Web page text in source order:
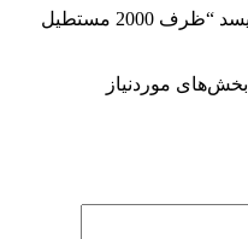
اولین کسی باشید که دیدگاهی می نویسد “ظرف 2000 مستطیل
بخش‌های موردنیاز